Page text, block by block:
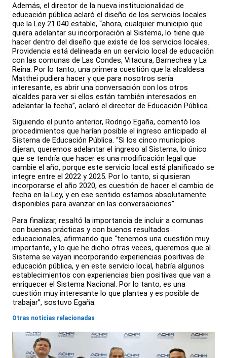
Además, el director de la nueva institucionalidad de
educación pública aclaró el diseño de los servicios locales
que la Ley 21.040 estable, “ahora, cualquier municipio que
quiera adelantar su incorporación al Sistema, lo tiene que
hacer dentro del diseño que existe de los servicios locales.
Providencia está delineada en un servicio local de educación
con las comunas de Las Condes, Vitacura, Barnechea y La
Reina. Por lo tanto, una primera cuestión que la alcaldesa
Matthei pudiera hacer y que para nosotros sería
interesante, es abrir una conversación con los otros
alcaldes para ver si ellos están también interesados en
adelantar la fecha”, aclaró el director de Educación Pública.
Siguiendo el punto anterior, Rodrigo Egaña, comentó los
procedimientos que harían posible el ingreso anticipado al
Sistema de Educación Pública. “Si los cinco municipios
dijeran, queremos adelantar el ingreso al Sistema, lo único
que se tendría que hacer es una modificación legal que
cambie el año, porque este servicio local está planificado se
integre entre el 2022 y 2025. Por lo tanto, si quisieran
incorporarse el año 2020, es cuestión de hacer el cambio de
fecha en la Ley, y en ese sentido estamos absolutamente
disponibles para avanzar en las conversaciones”.
Para finalizar, resaltó la importancia de incluir a comunas
con buenas prácticas y con buenos resultados
educacionales, afirmando que “tenemos una cuestión muy
importante, y lo que he dicho otras veces, queremos que al
Sistema se vayan incorporando experiencias positivas de
educación pública, y en este servicio local, habría algunos
establecimientos con experiencias bien positivas que van a
enriquecer el Sistema Nacional. Por lo tanto, es una
cuestión muy interesante lo que plantea y es posible de
trabajar”, sostuvo Egaña.
Otras noticias relacionadas